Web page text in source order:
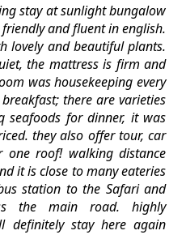
stay at sunlight bungalow
and fluent in english.
lovely and beautiful plants.
the mattress is firm and
was housekeeping every
there are varieties
seafoods for dinner, it was
they also offer tour, car
roof! walking distance
it is close to many eateries
station to the Safari and
the main road. highly
definitely stay here again